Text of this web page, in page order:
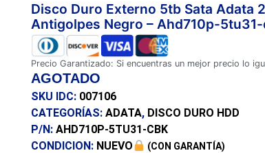
Disco Duro Externo 5tb Sata Adata
Antigolpes Negro – Ahd710p-
Precio Garantizado: Si encuentras un mejor precio lo
AGOTADO
SKU IDC: 007106
CATEGORÍAS: ADATA, DISCO DURO HDD
P/N: AHD710P-5TU31-CBK
CONDICION: NUEVO (CON GARANTÍA)